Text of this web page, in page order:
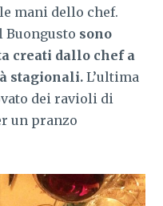
mani dello chef.
Buongusto sono
creati dallo chef a
stagionali.L’ultima
dei ravioli di
un pranzo